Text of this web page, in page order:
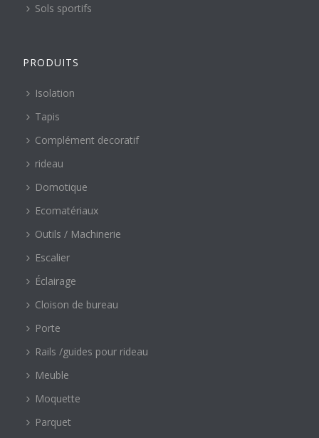
Sols sportifs
PRODUITS
Isolation
Tapis
Complément decoratif
rideau
Domotique
Ecomatériaux
Outils / Machinerie
Escalier
Éclairage
Cloison de bureau
Porte
Rails /guides pour rideau
Meuble
Moquette
Parquet